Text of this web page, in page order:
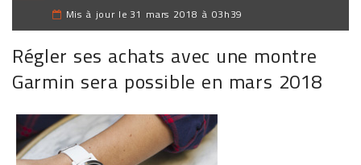
Mis à jour le 31 mars 2018 à 03h39
Régler ses achats avec une montre
Garmin sera possible en mars 2018